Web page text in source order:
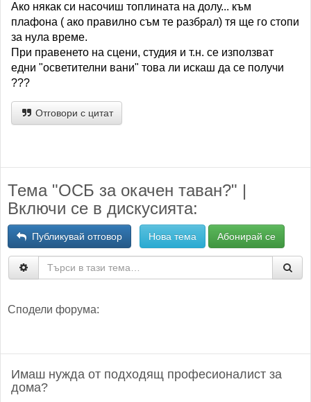
Ако някак си насочиш топлината на долу... към
плафона ( ако правилно съм те разбрал) тя ще го стопи
за нула време.
При правенето на сцени, студия и т.н. се използват
едни "осветителни вани" това ли искаш да се получи
???
Отговори с цитат
Тема "ОСБ за окачен таван?" |
Включи се в дискусията:
Публикувай отговор Нова тема Абонирай се
Сподели форума:
Имаш нужда от подходящ професионалист за
дома?